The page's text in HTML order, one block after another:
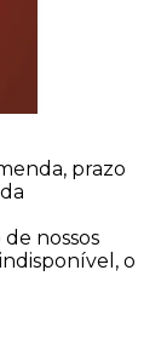
prazo
nossos
o